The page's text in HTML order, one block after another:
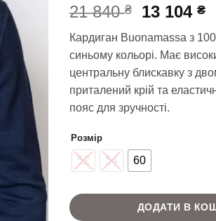
21 840₴
21
840 ₴.
13 104₴
Кардиган Buonamassa з
синьому кольорі. Має
центральну блискавку з
приталений крій та
пояс для зручності.
Розмір
52 54 60
ДОДАТИ В